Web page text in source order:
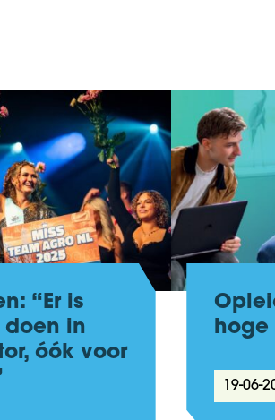
“Er is
doen in
óók voor
hoge
19-06-